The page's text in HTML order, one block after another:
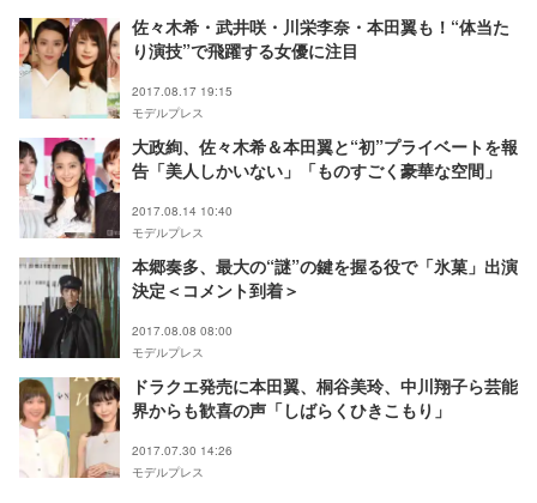
佐々木希・武井咲・川栄李奈・本田翼も！“体当た
り演技”で飛躍する女優に注目
2017.08.17 19:15
モデルプレス
大政絢、佐々木希＆本田翼と“初”プライベートを報
告「美人しかいない」「ものすごく豪華な空間」
2017.08.14 10:40
モデルプレス
本郷奏多、最大の“謎”の鍵を握る役で「氷菓」出演
決定＜コメント到着＞
2017.08.08 08:00
モデルプレス
ドラクエ発売に本田翼、桐谷美玲、中川翔子ら芸能
界からも歓喜の声「しばらくひきこもり」
2017.07.30 14:26
モデルプレス